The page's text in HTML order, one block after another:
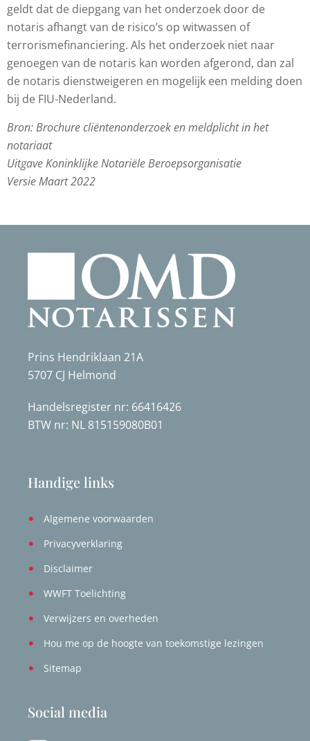
geldt dat de diepgang van het onderzoek door de
notaris afhangt van de risico’s op witwassen of
terrorismefinanciering. Als het onderzoek niet naar
genoegen van de notaris kan worden afgerond, dan zal
de notaris dienstweigeren en mogelijk een melding doen
bij de FIU-Nederland.
Bron: Brochure cliëntenonderzoek en meldplicht in het
notariaat
Uitgave Koninklijke Notariële Beroepsorganisatie
Versie Maart 2022
Prins Hendriklaan 21A
5707 CJ Helmond
Handelsregister nr: 66416426
BTW nr: NL 815159080B01
Handige links
Algemene voorwaarden
Privacyverklaring
Disclaimer
WWFT Toelichting
Verwijzers en overheden
Hou me op de hoogte van toekomstige lezingen
Sitemap
Social media